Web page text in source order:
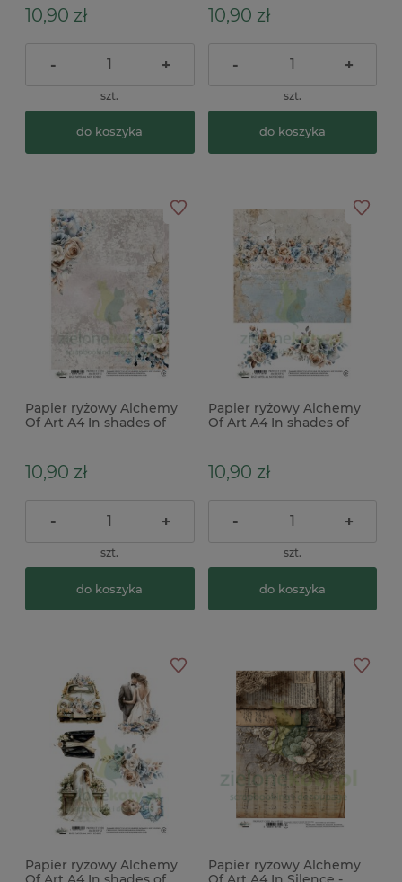
10,90 zł
- +
szt.
do koszyka
10,90 zł
- +
szt.
do koszyka
Papier ryżowy Alchemy
Of Art A4 In shades of
10,90 zł
- +
szt.
do koszyka
Papier ryżowy Alchemy
Of Art A4 In shades of
10,90 zł
- +
szt.
do koszyka
Papier ryżowy Alchemy
Papier ryżowy Alchemy